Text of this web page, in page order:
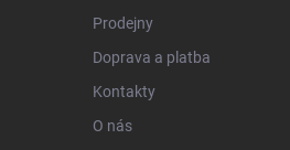
Prodejny
Doprava a platba
Kontakty
O nás